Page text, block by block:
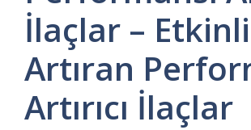
İlaçlar –
Artıran
Artırıcı İlaçlar